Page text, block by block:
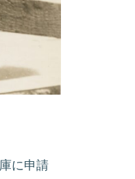
に申請